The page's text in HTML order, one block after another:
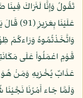
تَقُولُ وَإِنَّا لَنَرَاكَ
عَلَيْنَا
قَوْمِ اعْمَلُواْ عَلَى
وَلَمَّا جَاء أَمْرُنَا